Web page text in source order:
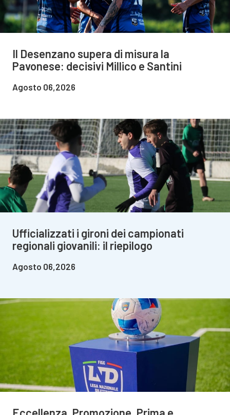
Il Desenzano supera di misura la
Pavonese: decisivi Millico e Santini
Agosto 06,2026
Ufficializzati i gironi dei campionati
regionali giovanili: il riepilogo
Agosto 06,2026